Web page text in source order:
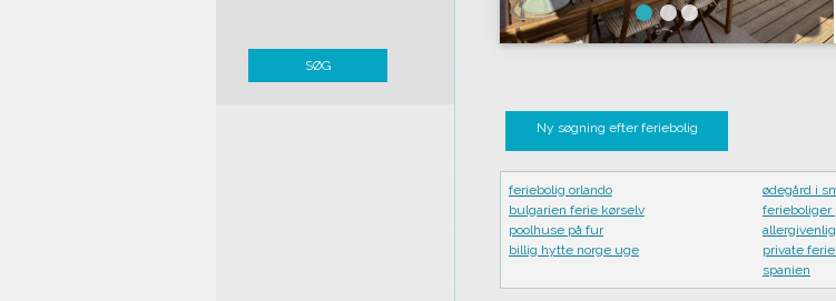
Ny søgning efter feriebolig
feriebolig orlando
bulgarien ferie kørselv
poolhuse på fur
billig hytte norge uge
ødegård i
private
spanien
SØG